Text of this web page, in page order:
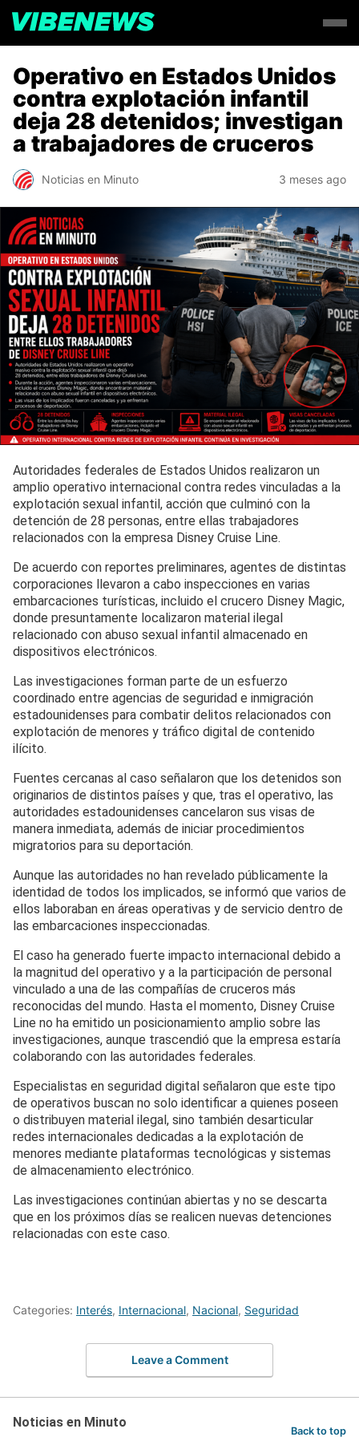
Operativo en Estados Unidos
contra explotación infantil
deja 28 detenidos; investigan
a trabajadores de cruceros
Noticias en Minuto 3 meses ago
Autoridades federales de Estados Unidos realizaron un
amplio operativo internacional contra redes vinculadas a la
explotación sexual infantil, acción que culminó con la
detención de 28 personas, entre ellas trabajadores
relacionados con la empresa Disney Cruise Line.
De acuerdo con reportes preliminares, agentes de distintas
corporaciones llevaron a cabo inspecciones en varias
embarcaciones turísticas, incluido el crucero Disney Magic,
donde presuntamente localizaron material ilegal
relacionado con abuso sexual infantil almacenado en
dispositivos electrónicos.
Las investigaciones forman parte de un esfuerzo
coordinado entre agencias de seguridad e inmigración
estadounidenses para combatir delitos relacionados con
explotación de menores y tráfico digital de contenido
ilícito.
Fuentes cercanas al caso señalaron que los detenidos son
originarios de distintos países y que, tras el operativo, las
autoridades estadounidenses cancelaron sus visas de
manera inmediata, además de iniciar procedimientos
migratorios para su deportación.
Aunque las autoridades no han revelado públicamente la
identidad de todos los implicados, se informó que varios de
ellos laboraban en áreas operativas y de servicio dentro de
las embarcaciones inspeccionadas.
El caso ha generado fuerte impacto internacional debido a
la magnitud del operativo y a la participación de personal
vinculado a una de las compañías de cruceros más
reconocidas del mundo. Hasta el momento, Disney Cruise
Line no ha emitido un posicionamiento amplio sobre las
investigaciones, aunque trascendió que la empresa estaría
colaborando con las autoridades federales.
Especialistas en seguridad digital señalaron que este tipo
de operativos buscan no solo identificar a quienes poseen
o distribuyen material ilegal, sino también desarticular
redes internacionales dedicadas a la explotación de
menores mediante plataformas tecnológicas y sistemas
de almacenamiento electrónico.
Las investigaciones continúan abiertas y no se descarta
que en los próximos días se realicen nuevas detenciones
relacionadas con este caso.
Categories: Interés, Internacional, Nacional, Seguridad
Leave a Comment
Noticias en Minuto
Back to top